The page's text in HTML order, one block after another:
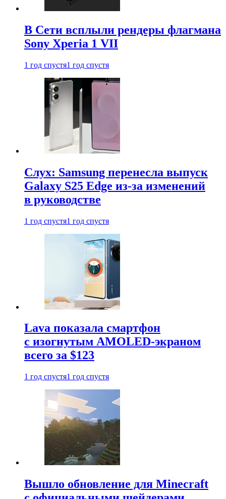
В Сети всплыли рендеры флагмана
Sony Xperia 1 VII
1 год спустя1 год спустя
Слух: Samsung перенесла выпуск
Galaxy S25 Edge из-за изменений
в руководстве
1 год спустя1 год спустя
Lava показала смартфон
с изогнутым AMOLED-экраном
всего за $123
1 год спустя1 год спустя
Вышло обновление для Minecraft